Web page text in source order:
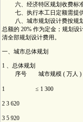
六、经济特区规划收费标准
七、执行本工日定额需提供
八、城市规划设计费按规划
总额的 20% 作为定金；规划设
清全部规划设计费用。
一、城市总体规划
1 、总体规划
序号 城市规模 ( 万人
1 ≤ 1 300
2 3 620
3 5 920